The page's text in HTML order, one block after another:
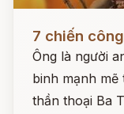
7 chiến
Ông là người
binh mạnh mẽ
thần thoại Ba